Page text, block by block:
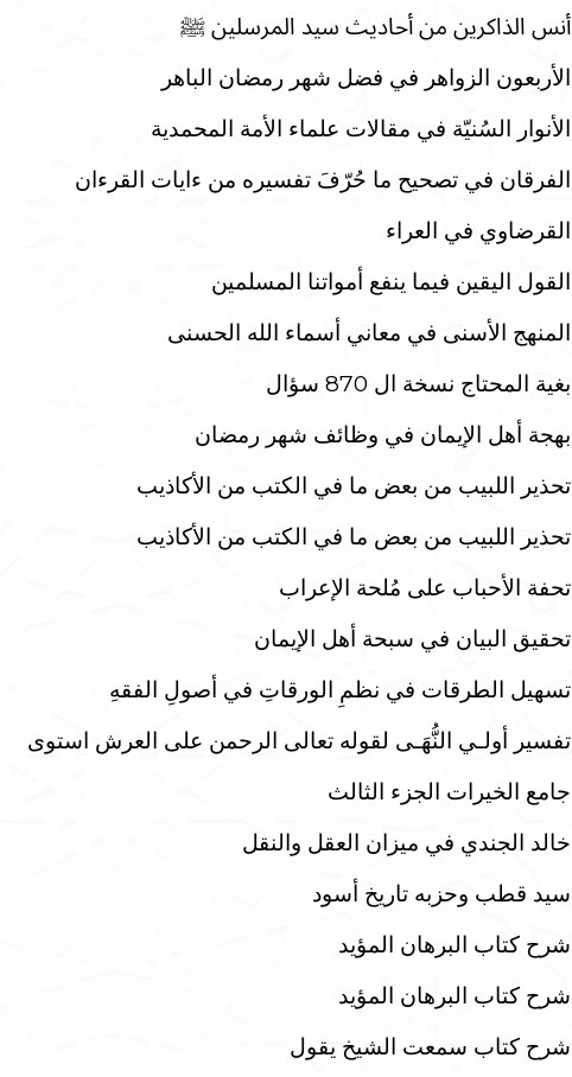
أنس الذاكرين من أحاديث سيد المرسلين ﷺ
الأربعون الزواهر في فضل شهر رمضان الباهر
الأنوار السُنيّة في مقالات علماء الأمة المحمدية
الفرقان في تصحيح ما حُرّفَ تفسيره من ءايات القرءان
القرضاوي في العراء
القول اليقين فيما ينفع أمواتنا المسلمين
المنهج الأسنى في معاني أسماء الله الحسنى
بغية المحتاج نسخة ال 870 سؤال
بهجة أهل الإيمان في وظائف شهر رمضان
تحذير اللبيب من بعض ما في الكتب من الأكاذيب
تحذير اللبيب من بعض ما في الكتب من الأكاذيب
تحفة الأحباب على مُلحة الإعراب
تحقيق البيان في سبحة أهل الإيمان
تسهيل الطرقات في نظمِ الورقاتِ في أصولِ الفقهِ
تفسير أولـي النُّهَـى لقوله تعالى الرحمن على العرش استوى
جامع الخيرات الجزء الثالث
خالد الجندي في ميزان العقل والنقل
سيد قطب وحزبه تاريخ أسود
شرح كتاب البرهان المؤيد
شرح كتاب البرهان المؤيد
شرح كتاب سمعت الشيخ يقول